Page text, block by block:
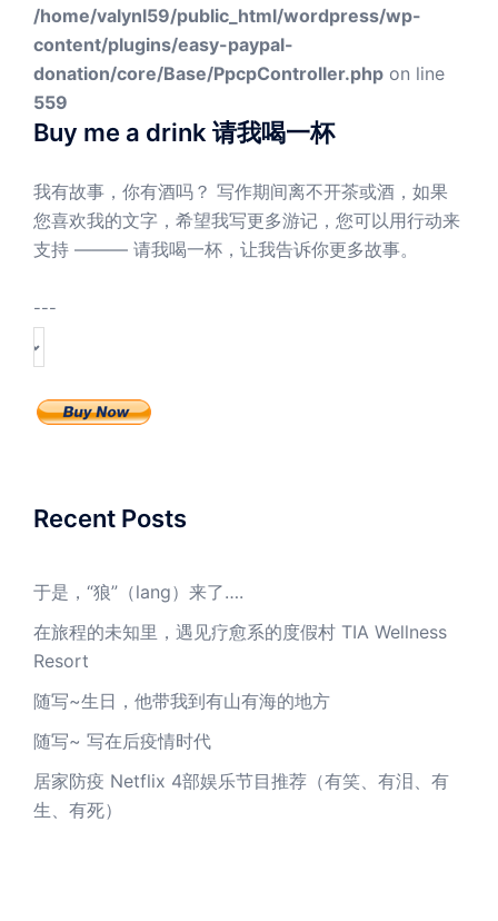
/home/valynl59/public_html/wordpress/wp-
content/plugins/easy-paypal-
donation/core/Base/PpcpController.php on line
559
Buy me a drink 请我喝一杯
我有故事，你有酒吗？ 写作期间离不开茶或酒，如果
您喜欢我的文字，希望我写更多游记，您可以用行动来
支持 ——— 请我喝一杯，让我告诉你更多故事。
---
Recent Posts
于是，“狼”（lang）来了….
在旅程的未知里，遇见疗愈系的度假村 TIA Wellness
Resort
随写~生日，他带我到有山有海的地方
随写~ 写在后疫情时代
居家防疫 Netflix 4部娱乐节目推荐（有笑、有泪、有
生、有死）